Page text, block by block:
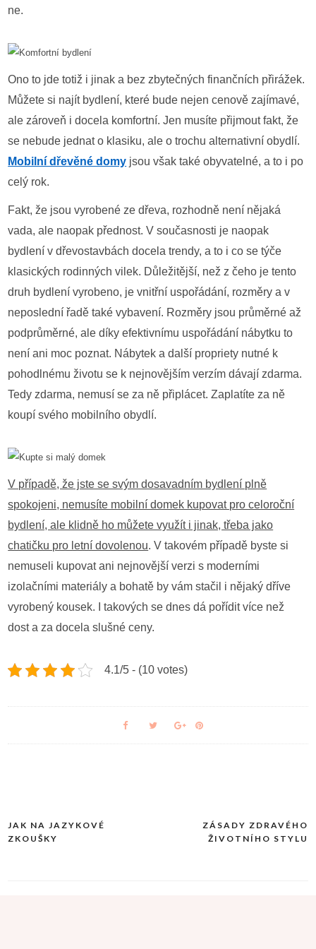
ne.
Ono to jde totiž i jinak a bez zbytečných finančních přirážek.
Můžete si najít bydlení, které bude nejen cenově zajímavé,
ale zároveň i docela komfortní. Jen musíte přijmout fakt, že
se nebude jednat o klasiku, ale o trochu alternativní obydlí.
Mobilní dřevěné domy jsou však také obyvatelné, a to i po
celý rok.
Fakt, že jsou vyrobené ze dřeva, rozhodně není nějaká
vada, ale naopak přednost. V současnosti je naopak
bydlení v dřevostavbách docela trendy, a to i co se týče
klasických rodinných vilek. Důležitější, než z čeho je tento
druh bydlení vyrobeno, je vnitřní uspořádání, rozměry a v
neposlední řadě také vybavení. Rozměry jsou průměrné až
podprůměrné, ale díky efektivnímu uspořádání nábytku to
není ani moc poznat. Nábytek a další propriety nutné k
pohodlnému životu se k nejnovějším verzím dávají zdarma.
Tedy zdarma, nemusí se za ně připlácet. Zaplatíte za ně
koupí svého mobilního obydlí.
V případě, že jste se svým dosavadním bydlení plně
spokojeni, nemusíte mobilní domek kupovat pro celoroční
bydlení, ale klidně ho můžete využít i jinak, třeba jako
chatičku pro letní dovolenou. V takovém případě byste si
nemuseli kupovat ani nejnovější verzi s moderními
izolačními materiály a bohatě by vám stačil i nějaký dříve
vyrobený kousek. I takových se dnes dá pořídit více než
dost a za docela slušné ceny.
4.1/5 - (10 votes)
Navigace
JAK NA JAZYKOVÉ
ZKOUŠKY
ZÁSADY ZDRAVÉHO
ŽIVOTNÍHO STYLU